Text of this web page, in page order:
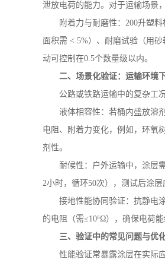
泄放电荷的能力。对于运输场景
附着力与耐磨性： 200升塑料
面积需 < 5%）、耐磨试验（用砂
动可控制在0.5个数量级以内。
二、场景化验证：运输环境
公路或铁路运输中的复杂工
液体相容性：若桶内盛放溶
电阻、附着力变化，例如，环氧
剂性。
耐候性：户外运输中，涂层
2小时，循环50次），测试后涂
接地性能协同验证：抗静电
的电阻（需≤10⁶Ω），确保电荷
三、验证中的常见问题与优
性能验证常暴露涂层在实际